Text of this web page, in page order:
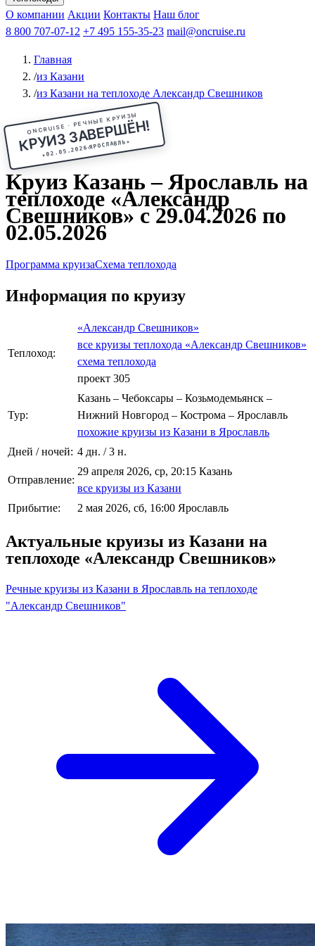
Чебоксарыиз Волгоградаиз Саратова Все города
КазаньВ Нижний НовгородВ ПермьВ Ростов-на-Дону
РыбинскНа СоловкиНа ВалаамПо ОкеПо Енисею
Афанасий Никитин Октябрьская революция
ФединАлександр СвешниковИван
МироновА.С.Попов
О компании Акции Контакты Наш блог
8 800 707-07-12 +7 495 155-35-23 mail@oncruise.ru
Главная
/из Казани
/из Казани на теплоходе Александр Свешников
ONCRUISE · РЕЧНЫЕ КРУИЗЫ
КРУИЗ ЗАВЕРШЁН!
★02.05.2026
ЯРОСЛАВЛЬ★
Круиз Казань – Ярославль на
теплоходе «Александр
Свешников» с 29.04.2026 по
02.05.2026
Программа круизаСхема теплохода
Информация по круизу
Теплоход:
«Александр Свешников»
все круизы теплохода «Александр Свешников»
схема теплохода
проект 305
Тур:
Казань – Чебоксары – Козьмодемьянск –
Нижний Новгород – Кострома – Ярославль
похожие круизы из Казани в Ярославль
Дней / ночей: 4 дн. / 3 н.
Отправление:
29 апреля 2026, ср, 20:15 Казань
все круизы из Казани
Прибытие:
2 мая 2026, сб, 16:00 Ярославль
Актуальные круизы из Казани на
теплоходе «Александр Свешников»
Речные круизы из Казани в Ярославль на теплоходе
"Александр Свешников"